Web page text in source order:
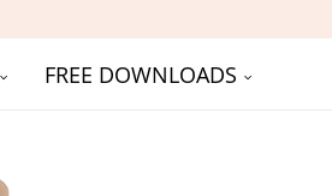
FREE DOWNLOADS